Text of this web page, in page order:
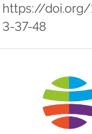
https://doi.org/
3-37-48